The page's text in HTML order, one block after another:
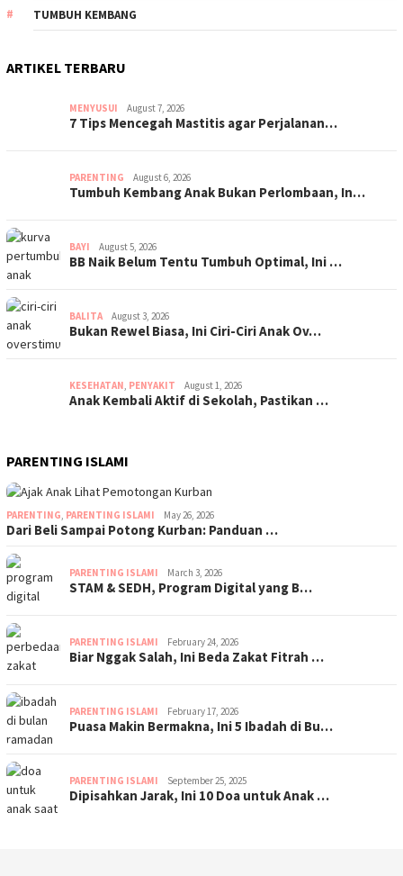
TUMBUH KEMBANG
ARTIKEL TERBARU
MENYUSUI August 7, 2026
7 Tips Mencegah Mastitis agar Perjalanan…
PARENTING August 6, 2026
Tumbuh Kembang Anak Bukan Perlombaan, In…
BAYI August 5, 2026
BB Naik Belum Tentu Tumbuh Optimal, Ini …
BALITA August 3, 2026
Bukan Rewel Biasa, Ini Ciri-Ciri Anak Ov…
KESEHATAN, PENYAKIT August 1, 2026
Anak Kembali Aktif di Sekolah, Pastikan …
PARENTING ISLAMI
PARENTING, PARENTING ISLAMI May 26, 2026
Dari Beli Sampai Potong Kurban: Panduan …
PARENTING ISLAMI March 3, 2026
STAM & SEDH, Program Digital yang B…
PARENTING ISLAMI February 24, 2026
Biar Nggak Salah, Ini Beda Zakat Fitrah …
PARENTING ISLAMI February 17, 2026
Puasa Makin Bermakna, Ini 5 Ibadah di Bu…
PARENTING ISLAMI September 25, 2025
Dipisahkan Jarak, Ini 10 Doa untuk Anak …